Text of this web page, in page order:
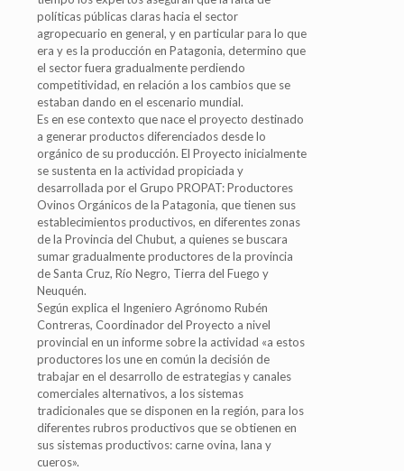
políticas públicas claras hacia el sector
agropecuario en general, y en particular para lo que
era y es la producción en Patagonia, determino que
el sector fuera gradualmente perdiendo
competitividad, en relación a los cambios que se
estaban dando en el escenario mundial.
Es en ese contexto que nace el proyecto destinado
a generar productos diferenciados desde lo
orgánico de su producción. El Proyecto inicialmente
se sustenta en la actividad propiciada y
desarrollada por el Grupo PROPAT: Productores
Ovinos Orgánicos de la Patagonia, que tienen sus
establecimientos productivos, en diferentes zonas
de la Provincia del Chubut, a quienes se buscara
sumar gradualmente productores de la provincia
de Santa Cruz, Río Negro, Tierra del Fuego y
Neuquén.
Según explica el Ingeniero Agrónomo Rubén
Contreras, Coordinador del Proyecto a nivel
provincial en un informe sobre la actividad «a estos
productores los une en común la decisión de
trabajar en el desarrollo de estrategias y canales
comerciales alternativos, a los sistemas
tradicionales que se disponen en la región, para los
diferentes rubros productivos que se obtienen en
sus sistemas productivos: carne ovina, lana y
cueros».